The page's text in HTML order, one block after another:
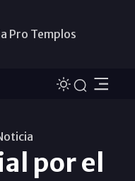
Pro Templos
por el